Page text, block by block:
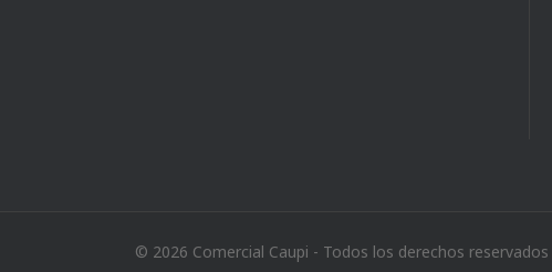
© 2026 Comercial Caupi - Todos los derechos reservados